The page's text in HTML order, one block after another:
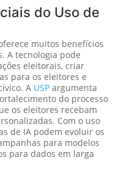
do Uso de
muitos benefícios
A tecnologia pode
eleitorais, criar
para os eleitores e
A USPargumenta
do processo
os eleitores recebam
Com o uso
de IA podem evoluir os
para modelos
para dados em larga